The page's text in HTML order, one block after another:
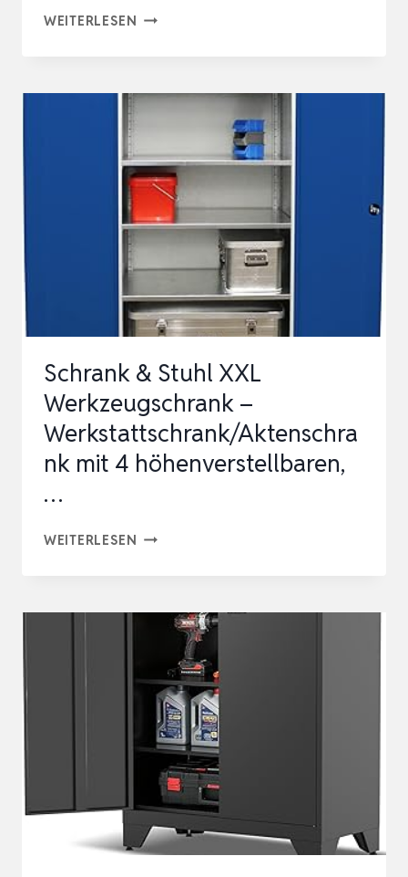
WEITERLESEN SCHRANK
WERKZEUGSCHRANK
OBELIXXX
–
WERKSTATTSCHRANK/STAHLSCHRANK
MIT
4
HÖHENVERSTELLBA…
Schrank & Stuhl XXL
Werkzeugschrank –
Werkstattschrank/Aktenschra
nk mit 4 höhenverstellbaren,
…
WEITERLESEN SCHRANK
WERKZEUGSCHRANK
WERKSTATTSCHRANK/AKTENSCHRANK
MIT
4
HÖHENVERSTELLBAREN,
…